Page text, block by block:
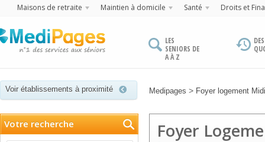
Maisons de retraite Maintien à domicile Santé Droits et
LES
SENIORS DE
A À Z
Voir établissements à proximité Medipages > Foyer logement
Votre recherche Foyer